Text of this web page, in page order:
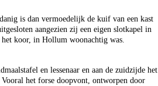
is dan vermoedelijk de kuif van een kast
aangezien zij een eigen slotkapel in
koor, in Hollum woonachtig was.
en lessenaar en aan de zuidzijde het
het forse doopvont, ontworpen door